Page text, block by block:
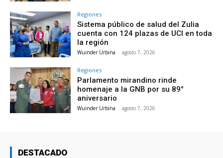
Regiones
Sistema público de salud del Zulia
cuenta con 124 plazas de UCI en toda
la región
Wuinder Urbina - agosto 7, 2026
Regiones
Parlamento mirandino rinde
homenaje a la GNB por su 89°
aniversario
Wuinder Urbina - agosto 7, 2026
DESTACADO